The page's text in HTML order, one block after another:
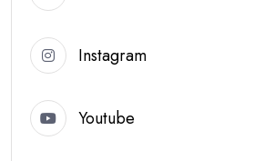
Instagram
Youtube